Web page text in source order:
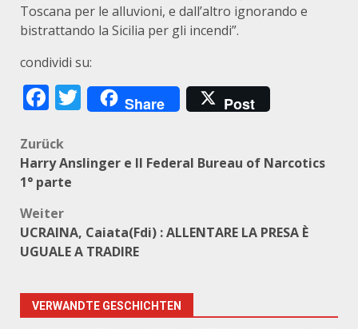
Toscana per le alluvioni, e dall’altro ignorando e
bistrattando la Sicilia per gli incendi”.
condividi su:
Facebook
Twitter
Share Post
Beitragsnavigation
Zurück
Harry Anslinger e Il Federal Bureau of Narcotics
1° parte
Weiter
UCRAINA, Caiata(Fdi) : ALLENTARE LA PRESA È
UGUALE A TRADIRE
VERWANDTE GESCHICHTEN